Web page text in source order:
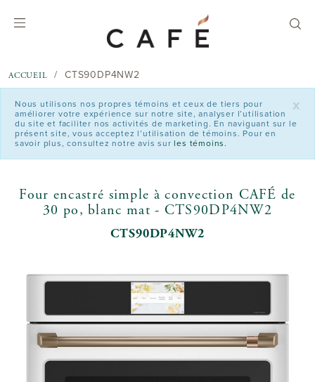
ACCUEIL CTS90DP4NW2
x
Nous utilisons nos propres témoins et ceux de tiers pour
améliorer votre expérience sur notre site, analyser l’utilisation
du site et faciliter nos activités de marketing. En naviguant sur le
présent site, vous acceptez l’utilisation de témoins. Pour en
savoir plus, consultez notre avis sur les témoins.
Four encastré simple à convection CAFÉ de
30 po, blanc mat - CTS90DP4NW2
CTS90DP4NW2